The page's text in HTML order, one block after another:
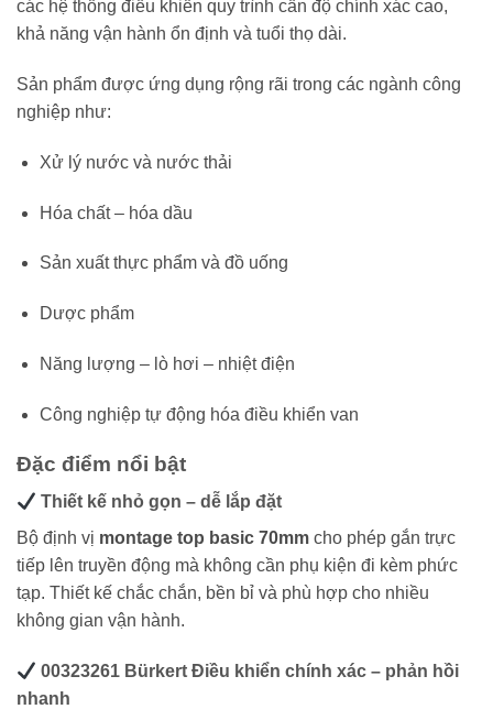
các hệ thống điều khiển quy trình cần độ chính xác cao,
khả năng vận hành ổn định và tuổi thọ dài.
Sản phẩm được ứng dụng rộng rãi trong các ngành công
nghiệp như:
Xử lý nước và nước thải
Hóa chất – hóa dầu
Sản xuất thực phẩm và đồ uống
Dược phẩm
Năng lượng – lò hơi – nhiệt điện
Công nghiệp tự động hóa điều khiển van
Đặc điểm nổi bật
Thiết kế nhỏ gọn – dễ lắp đặt
Bộ định vị montage top basic 70mm cho phép gắn trực
tiếp lên truyền động mà không cần phụ kiện đi kèm phức
tạp. Thiết kế chắc chắn, bền bỉ và phù hợp cho nhiều
không gian vận hành.
00323261 Bürkert Điều khiển chính xác – phản hồi
nhanh